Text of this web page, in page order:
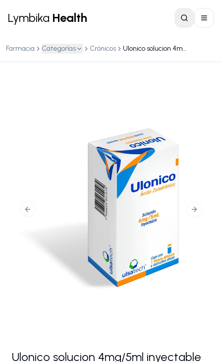
Lymbika Health
Farmacia Categorías Crónicos Ulonico solucion 4mg/5ml inyectable c/1 ampula
Previous slide Next
Ulonico solucion 4mg/5ml inyectable